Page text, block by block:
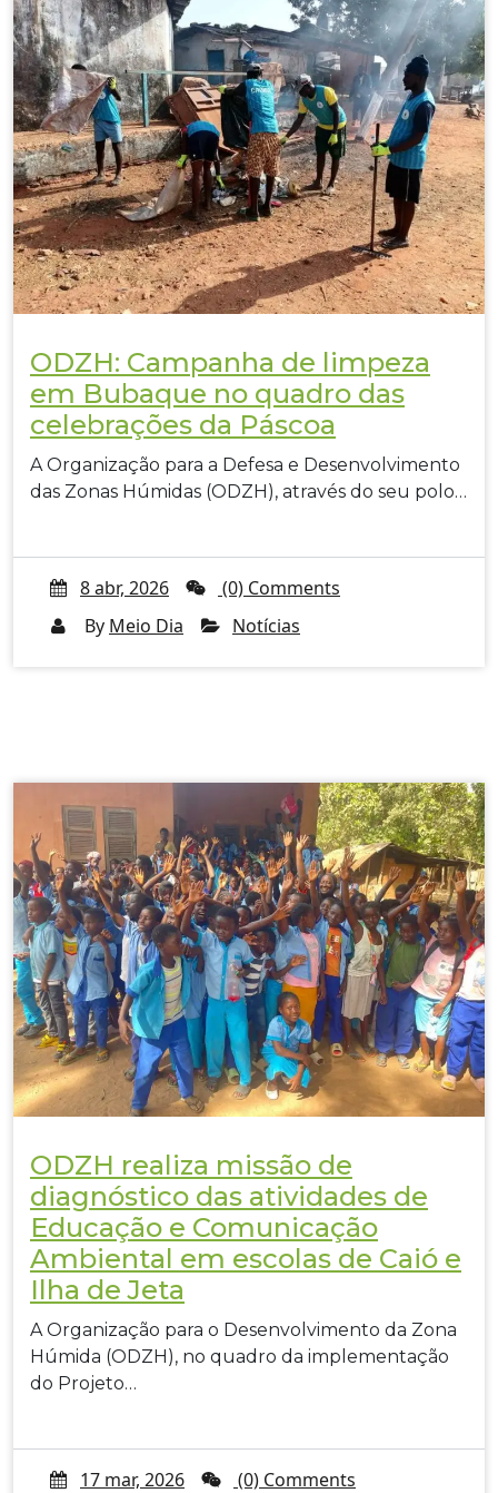
ODZH: Campanha de limpeza
em Bubaque no quadro das
celebrações da Páscoa
A Organização para a Defesa e Desenvolvimento
das Zonas Húmidas (ODZH), através do seu polo…
8 abr, 2026
(0) Comments
By Meio Dia Notícias
ODZH realiza missão de
diagnóstico das atividades de
Educação e Comunicação
Ambiental em escolas de Caió e
Ilha de Jeta
A Organização para o Desenvolvimento da Zona
Húmida (ODZH), no quadro da implementação
do Projeto…
17 mar, 2026 (0) Comments